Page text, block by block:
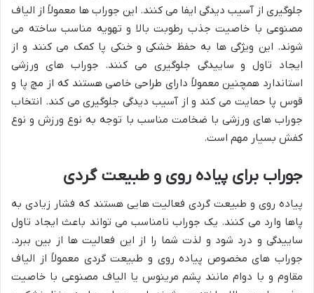
جلوگیری از آسیب دیدگی ایفا می کنند. این جوراب ها معمولاً از الیاف
مصنوعی با خاصیت جذب رطوبت بالا و تهویه مناسب ساخته می
شوند. این ویژگی ها به حفظ خشکی و خنکی پا کمک می کنند و از
ایجاد تاول و ساییدگی جلوگیری می کنند. جوراب های ورزشی
استاندارد همچنین معمولاً دارای طراحی خاصی هستند که از مچ پا و
قوس پا حمایت می کند و از آسیب دیدگی جلوگیری می کند. انتخاب
جوراب های ورزشی با ضخامت مناسب با توجه به نوع ورزش و نوع
کفش بسیار مهم است.
جوراب برای پیاده روی و طبیعت گردی
پیاده روی و طبیعت گردی فعالیت هایی هستند که فشار زیادی به
پاها وارد می کنند. یک جوراب نامناسب می تواند باعث ایجاد تاول
ساییدگی و درد شود و لذت شما را از این فعالیت ها از بین ببرد.
جوراب های مخصوص پیاده روی و طبیعت گردی معمولاً از الیاف
مقاوم و با دوام مانند پشم مرینوس یا الیاف مصنوعی با خاصیت